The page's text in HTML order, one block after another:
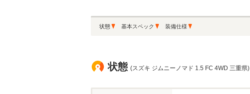
状態 基本スペック 装備仕様
状態 (スズキ ジムニーノマド 1.5 FC 4WD 三重県)